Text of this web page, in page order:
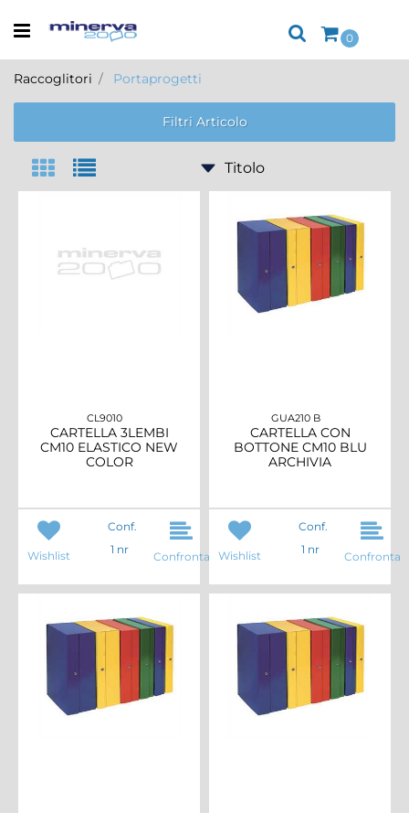
Open menu
0
Raccoglitori Portaprogetti
Filtri Articolo
CL9010
CARTELLA 3LEMBI
CM10 ELASTICO NEW
COLOR
Wishlist
Conf.
1 nr
Confronta
GUA210 B
CARTELLA CON
BOTTONE CM10 BLU
ARCHIVIA
Wishlist
Conf.
1 nr
Confronta